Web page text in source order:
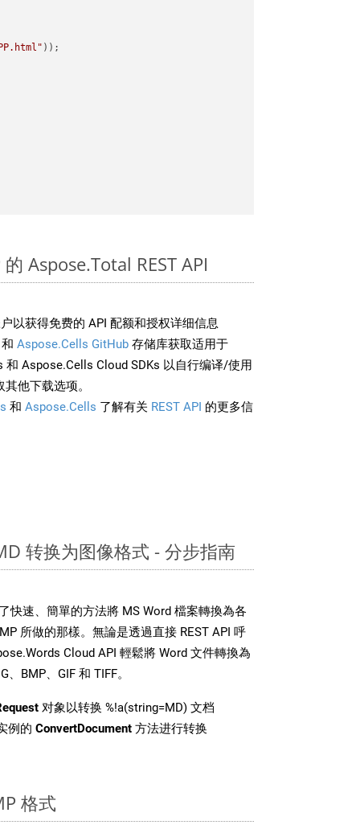
Aspose.Total REST API
以获得免费的 API 配额和授权详细信息
和 Aspose.Cells GitHub 存储库获取适用于
和 Aspose.Cells Cloud SDKs 以自行编译/使用
其他下载选项。
和 Aspose.Cells 了解有关 REST API 的更多信
转换为图像格式 - 分步指南
快速、簡單的方法將 MS Word 檔案轉換為各
所做的那樣。無論是透過直接 REST API 呼
Cloud API 輕鬆將 Word 文件轉換為
BMP、GIF 和 TIFF。
对象以转换 %!a(string=MD) 文档
例的 ConvertDocument 方法进行转换
格式